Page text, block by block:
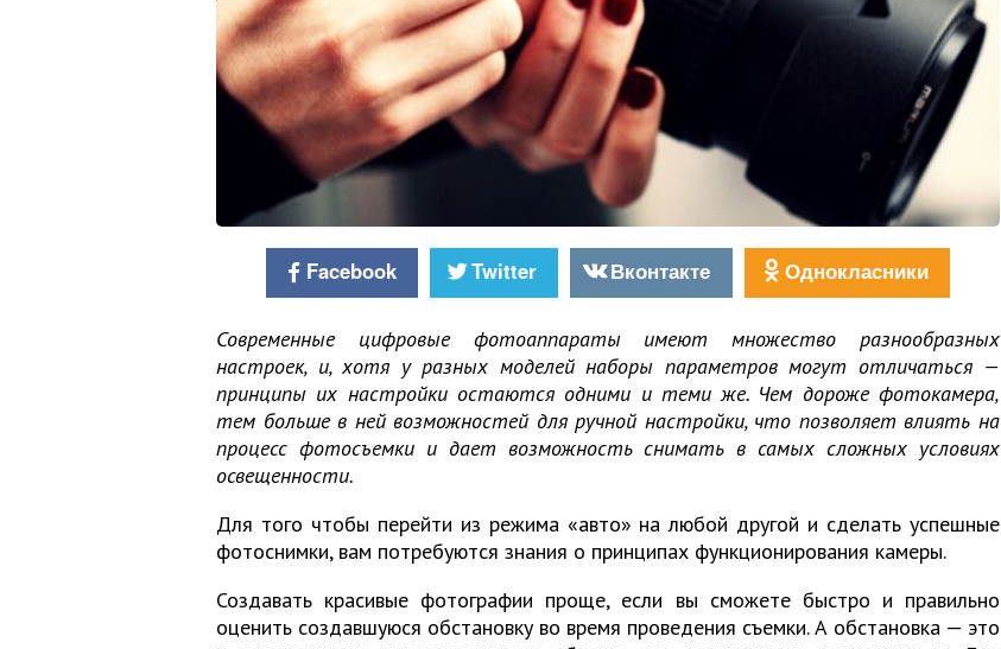
Facebook Twitter Вконтакте Однокласники
Современные цифровые фотоаппараты имеют множество разнообразных
настроек, и, хотя у разных моделей наборы параметров могут отличаться —
принципы их настройки остаются одними и теми же. Чем дороже фотокамера,
тем больше в ней возможностей для ручной настройки, что позволяет влиять на
процесс фотосъемки и дает возможность снимать в самых сложных условиях
освещенности.
Для того чтобы перейти из режима «авто» на любой другой и сделать успешные
фотоснимки, вам потребуются знания о принципах функционирования камеры.
Создавать красивые фотографии проще, если вы сможете быстро и правильно
оценить создавшуюся обстановку во время проведения съемки. А обстановка — это